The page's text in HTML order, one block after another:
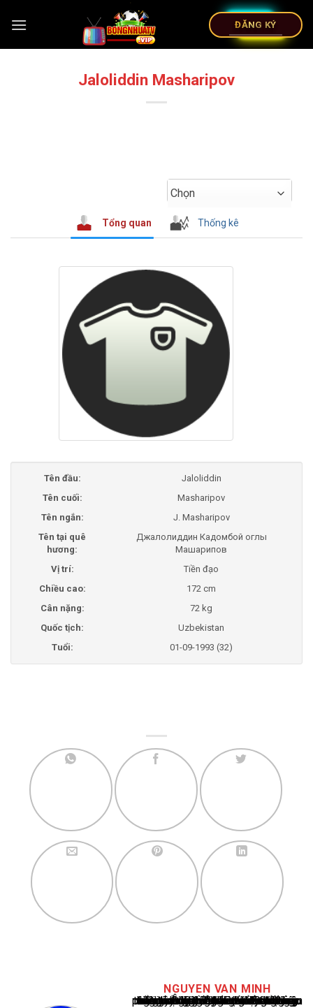
ĐĂNG KÝ
Jaloliddin Masharipov
Chọn
Tổng quan Thống kê
Tên đầu:
Jaloliddin
Tên cuối:
Masharipov
Tên ngắn:
J. Masharipov
Tên tại quê
hương:
Джалолиддин Кадомбой оглы
Машарипов
Vị trí:
Tiền đạo
Chiều cao:
172 cm
Cân nặng:
72 kg
Quốc tịch:
Uzbekistan
Tuổi:
01-09-1993 (32)
NGUYEN VAN MINH
Nguyễn Văn Minh là một trong những chuyên gia hàng đầu về báo cáo tin tức thể thao tại Việt Nam, với hơn 10 năm hoạt động trong ngành. Ông có kiến thức sâu rộng và kinh nghiệm đáng kể trong việc phân tích và báo cáo về các sự kiện thể thao hàng đầu. Sự hiểu biết sâu sắc của ông về ngành này đã giúp ông xây dựng uy tín và danh tiếng trong cộng đồng báo chí thể thao.